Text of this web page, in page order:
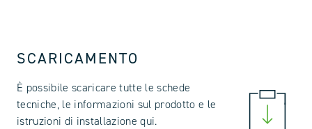
SCARICAMENTO
È possibile scaricare tutte le schede
tecniche, le informazioni sul prodotto e le
istruzioni di installazione qui.